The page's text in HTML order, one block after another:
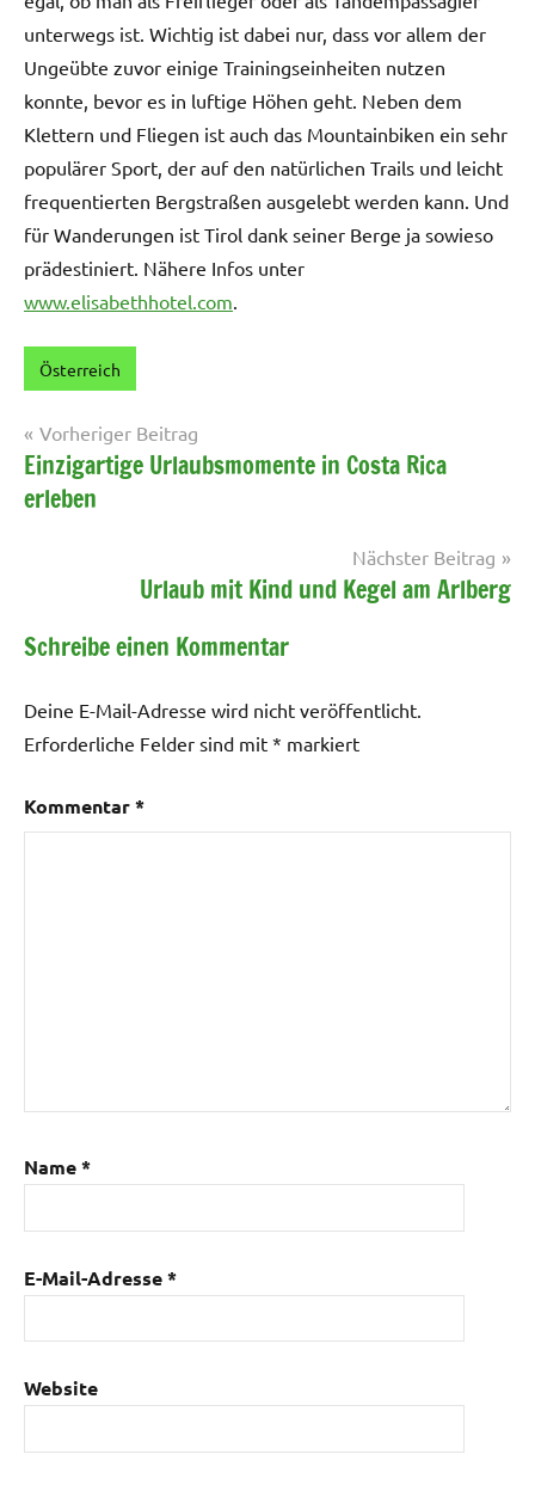
unterwegs ist. Wichtig ist dabei nur, dass vor allem der
Ungeübte zuvor einige Trainingseinheiten nutzen
konnte, bevor es in luftige Höhen geht. Neben dem
Klettern und Fliegen ist auch das Mountainbiken ein sehr
populärer Sport, der auf den natürlichen Trails und leicht
frequentierten Bergstraßen ausgelebt werden kann. Und
für Wanderungen ist Tirol dank seiner Berge ja sowieso
prädestiniert. Nähere Infos unter
www.elisabethhotel.com.
Tirol,
Welness
Österreich
Beitragsnavigation
Vorheriger Beitrag
Einzigartige Urlaubsmomente in Costa Rica
erleben
Nächster Beitrag
Urlaub mit Kind und Kegel am Arlberg
Schreibe einen Kommentar
Deine E-Mail-Adresse wird nicht veröffentlicht.
Erforderliche Felder sind mit * markiert
Kommentar*
Name*
E-Mail-Adresse*
Website